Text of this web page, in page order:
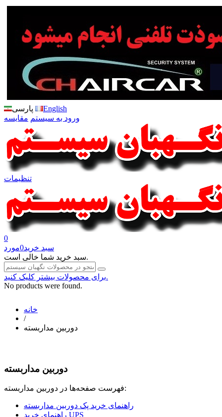
پارسی
English
ورود به سیستم مقایسه
تنظیمات
0
سبد خرید0مورد
سبد خرید شما خالی است.
برای محصولات بیشتر کلیک کنید.
No products were found.
خانه
/
دوربین مداربسته
دوربین مداربسته
فهرست صفحه‌ها در دوربین مداربسته:
راهنمای خرید پک دوربین مداربسته
راهنمای خرید UPS